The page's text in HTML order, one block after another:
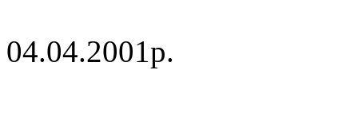
04.04.2001р.